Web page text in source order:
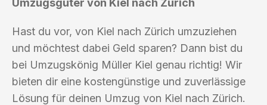
Umzugsgüter von Kiel nach Zürich
Hast du vor, von Kiel nach Zürich umzuziehen
und möchtest dabei Geld sparen? Dann bist du
bei Umzugskönig Müller Kiel genau richtig! Wir
bieten dir eine kostengünstige und zuverlässige
Lösung für deinen Umzug von Kiel nach Zürich.